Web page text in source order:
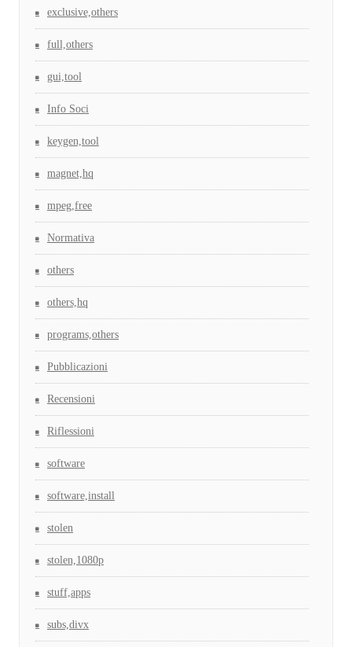
exclusive,others
full,others
gui,tool
Info Soci
keygen,tool
magnet,hq
mpeg,free
Normativa
others
others,hq
programs,others
Pubblicazioni
Recensioni
Riflessioni
software
software,install
stolen
stolen,1080p
stuff,apps
subs,divx